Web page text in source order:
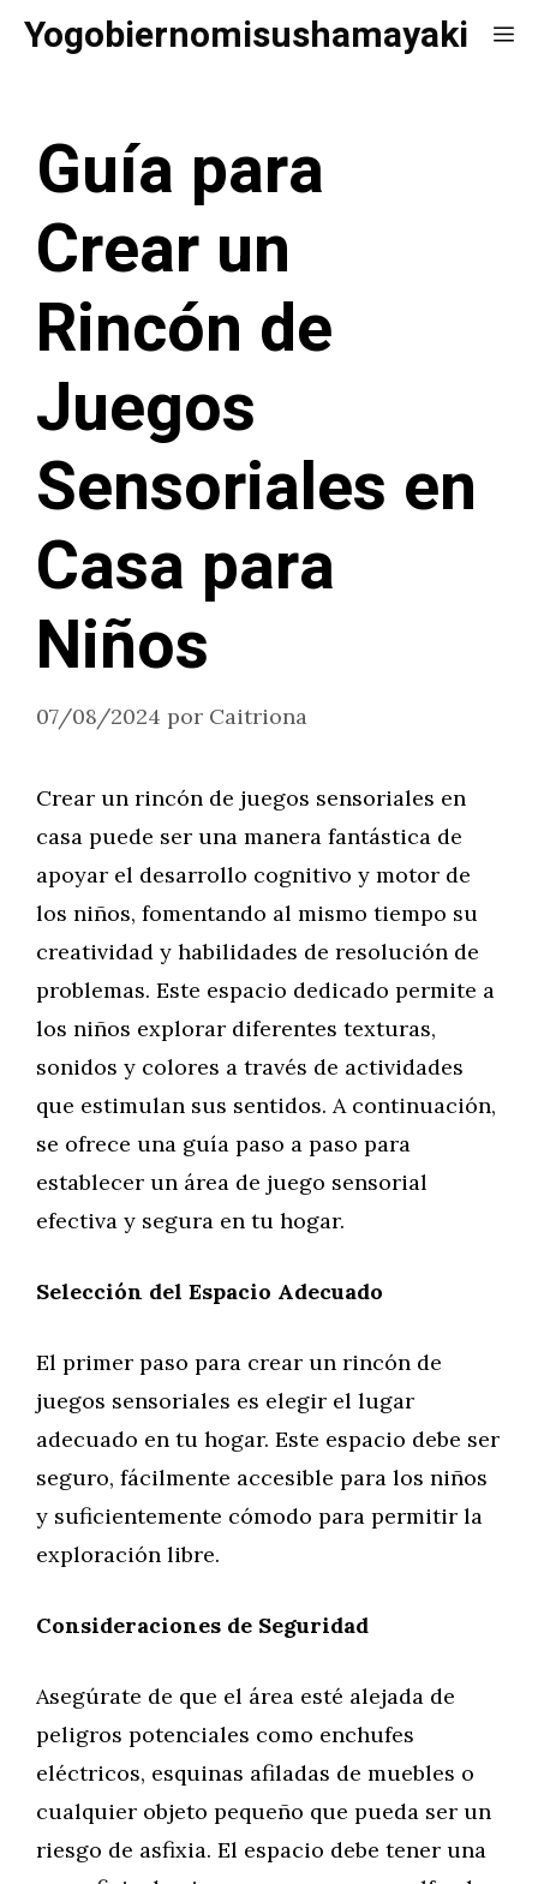
SaltarYogobiernomisushamayaki
Guía para
Crear un
Rincón de
Juegos
Sensoriales en
Casa para
Niños
07/08/2024 por Caitriona
Crear un rincón de juegos sensoriales en
casa puede ser una manera fantástica de
apoyar el desarrollo cognitivo y motor de
los niños, fomentando al mismo tiempo su
creatividad y habilidades de resolución de
problemas. Este espacio dedicado permite a
los niños explorar diferentes texturas,
sonidos y colores a través de actividades
que estimulan sus sentidos. A continuación,
se ofrece una guía paso a paso para
establecer un área de juego sensorial
efectiva y segura en tu hogar.
Selección del Espacio Adecuado
El primer paso para crear un rincón de
juegos sensoriales es elegir el lugar
adecuado en tu hogar. Este espacio debe ser
seguro, fácilmente accesible para los niños
y suficientemente cómodo para permitir la
exploración libre.
Consideraciones de Seguridad
Asegúrate de que el área esté alejada de
peligros potenciales como enchufes
eléctricos, esquinas afiladas de muebles o
cualquier objeto pequeño que pueda ser un
riesgo de asfixia. El espacio debe tener una